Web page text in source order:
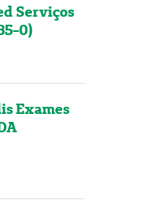
Serviços
0)
Exames